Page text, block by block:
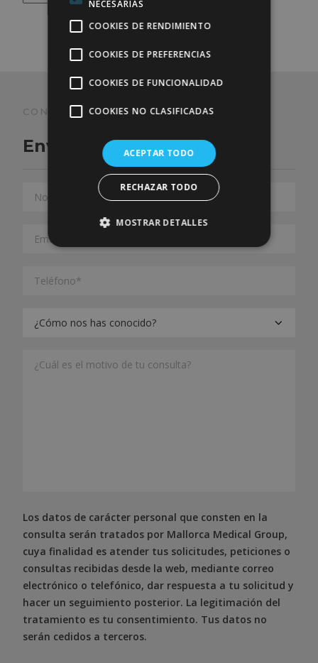
CONTACT
Envía tu mensaje
Los datos de carácter personal que consten en la
consulta serán tratados por Mallorca Medical Group,
cuya finalidad es atender tus solicitudes, peticiones o
consultas recibidas desde la web, mediante correo
electrónico o telefónico, dar respuesta a tu solicitud y
hacer un seguimiento posterior. La legitimación del
tratamiento es tu consentimiento. Tus datos no
serán cedidos a terceros.
NECESARIAS
COOKIES DE RENDIMIENTO
COOKIES DE PREFERENCIAS
COOKIES DE FUNCIONALIDAD
COOKIES NO CLASIFICADAS
ACEPTAR TODO
RECHAZAR TODO
MOSTRAR DETALLES